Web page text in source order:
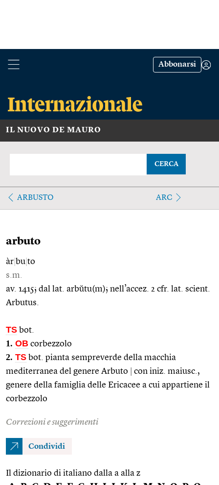
Abbonarsi
IL NUOVO DE MAURO
CERCA
ARBUSTO ARC
arbuto
àr bu to
s.m.
av. 1415; dal lat. arbŭtu(m); nell’accez. 2 cfr. lat. scient.
Arbutus.
TS bot.
1. OB corbezzolo
2. TS bot. pianta sempreverde della macchia
mediterranea del genere Arbuto
con iniz. maiusc.,
genere della famiglia delle Ericacee a cui appartiene il
corbezzolo
Correzioni e suggerimenti
Condividi
Il dizionario di italiano dalla a alla z